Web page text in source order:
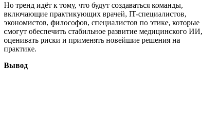
Но тренд идёт к тому, что будут создаваться команды,
включающие практикующих врачей, IT-специалистов,
экономистов, философов, специалистов по этике, которые
смогут обеспечить стабильное развитие медицинского ИИ,
оценивать риски и применять новейшие решения на
практике.
Вывод